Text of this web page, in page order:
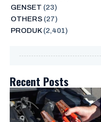
GENSET (23)
OTHERS(27)
PRODUK(2,401)
Recent Posts